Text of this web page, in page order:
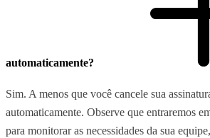
automaticamente?
Sim. A menos que você cancele sua
automaticamente. Observe que entraremos
para monitorar as necessidades da sua